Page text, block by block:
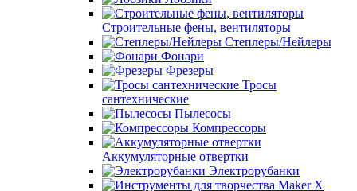
Строительные фены, вентиляторы
Степлеры/Нейлеры
Фонари
Фрезеры
Тросы
сантехнические
Пылесосы
Компрессоры
Аккумуляторные отвертки
Электрорубанки